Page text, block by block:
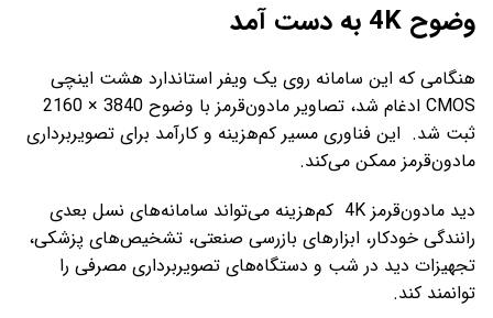
وضوح 4K به دست آمد
هنگامی که این سامانه روی یک ویفر استاندارد هشت اینچی
CMOS ادغام شد، تصاویر مادون‌قرمز با وضوح 3840 × 2160
ثبت شد. این فناوری مسیر کم‌هزینه و کارآمد برای تصویربرداری
مادون‌قرمز ممکن می‌کند.
دید مادون‌قرمز 4K کم‌هزینه می‌تواند سامانه‌های نسل بعدی
رانندگی خودکار، ابزارهای بازرسی صنعتی، تشخیص‌های پزشکی،
تجهیزات دید در شب و دستگاه‌های تصویربرداری مصرفی را
توانمند کند.